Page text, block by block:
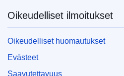
Oikeudelliset ilmoitukset
Oikeudelliset huomautukset
Evästeet
Saavutettavuus